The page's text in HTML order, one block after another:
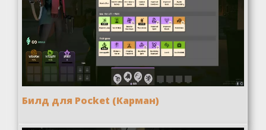
Билд для Pocket (Карман)